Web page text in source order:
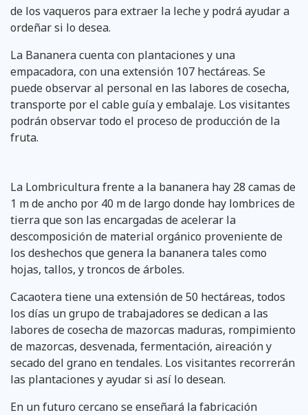
de los vaqueros para extraer la leche y podrá ayudar a
ordeñar si lo desea.
La Bananera cuenta con plantaciones y una
empacadora, con una extensión 107 hectáreas. Se
puede observar al personal en las labores de cosecha,
transporte por el cable guía y embalaje. Los visitantes
podrán observar todo el proceso de producción de la
fruta.
La Lombricultura frente a la bananera hay 28 camas de
1 m de ancho por 40 m de largo donde hay lombrices de
tierra que son las encargadas de acelerar la
descomposición de material orgánico proveniente de
los deshechos que genera la bananera tales como
hojas, tallos, y troncos de árboles.
Cacaotera tiene una extensión de 50 hectáreas, todos
los días un grupo de trabajadores se dedican a las
labores de cosecha de mazorcas maduras, rompimiento
de mazorcas, desvenada, fermentación, aireación y
secado del grano en tendales. Los visitantes recorrerán
las plantaciones y ayudar si así lo desean.
En un futuro cercano se enseñará la fabricación